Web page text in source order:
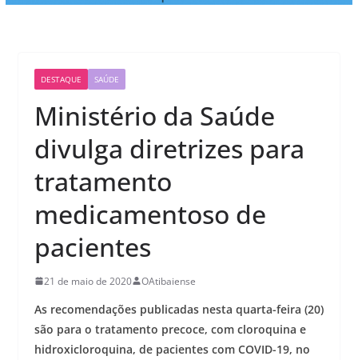
DESTAQUE SAÚDE
Ministério da Saúde
divulga diretrizes para
tratamento
medicamentoso de
pacientes
21 de maio de 2020 OAtibaiense
As recomendações publicadas nesta quarta-feira (20)
são para o tratamento precoce, com cloroquina e
hidroxicloroquina, de pacientes com COVID-19, no